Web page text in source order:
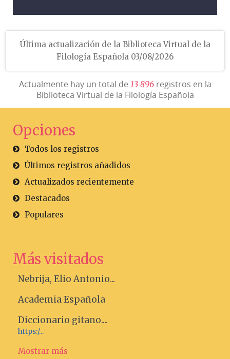
Última actualización de la Biblioteca Virtual de la
Filología Española 03/08/2026
Actualmente hay un total de 13 896registros en la
Biblioteca Virtual de la Filología Española
Opciones
Todos los registros
Últimos registros añadidos
Actualizados recientemente
Destacados
Populares
Más visitados
Nebrija, Elio Antonio...
Academia Española
Diccionario gitano....
https:/...
Mostrar más